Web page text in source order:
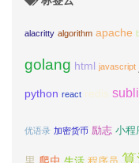
alacritty algorithm apache
golang html javascript
python react redis
优语录 加密货币 励志 小程